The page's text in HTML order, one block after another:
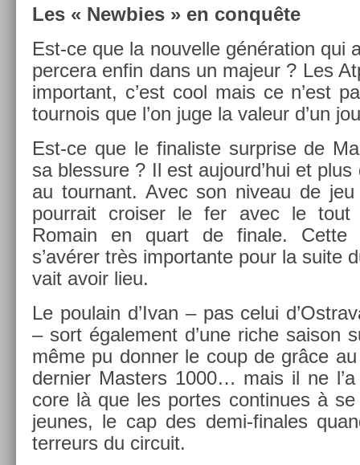
Les « Newb­ies » en conquête
Est-ce que la nouvel­le généra­tion qui
per­cera enfin dans un majeur ? Les
im­por­tant, c’est cool mais ce n’est
tour­nois que l’on juge la valeur d’un
Est-ce que le fin­alis­te sur­pr­ise de
sa bles­sure ? Il est aujourd’hui et
au tour­nant. Avec son niveau de
pour­rait crois­er le fer avec le tout
Romain en quart de fin­ale. Cette
s’avérer très im­por­tante pour la suite
vait avoir lieu.
Le poulain d’Ivan – pas celui
– sort égale­ment d’une riche saison
même pu donn­er le coup de grâce
de­rni­er Mast­ers 1000… mais il ne
core là que les por­tes con­tinues à
jeunes, le cap des demi-finales
ter­reurs du cir­cuit.